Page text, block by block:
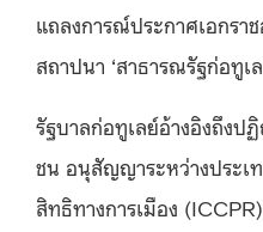
แถลงการณ์ประกาศเอกรา
สถาปนา ‘สาธารณรัฐก่อทูเล
รัฐบาลก่อทูเลย์อ้างอิงถึง
ชน อนุสัญญาระหว่างประเ
สิทธิทางการเมือง